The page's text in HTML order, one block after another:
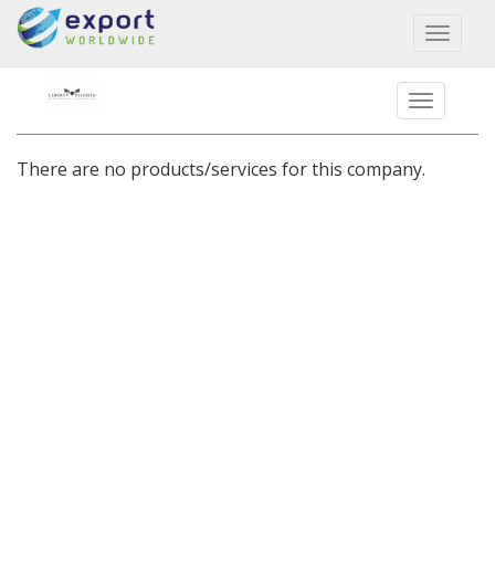
Toggle
There are no products/services for this company.